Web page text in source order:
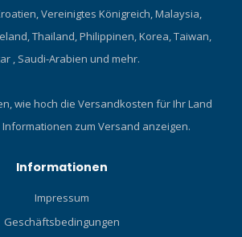
Vereinigtes Königreich, Malaysia,
Thailand, Philippinen, Korea, Taiwan,
, Saudi-Arabien und mehr.
wie hoch die Versandkosten für Ihr Land
zum Versand anzeigen.
Informationen
Impressum
Geschäftsbedingungen